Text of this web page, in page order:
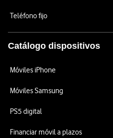
Teléfono fijo
Catálogo dispositivos
Móviles iPhone
Móviles Samsung
PS5 digital
Financiar móvil a plazos